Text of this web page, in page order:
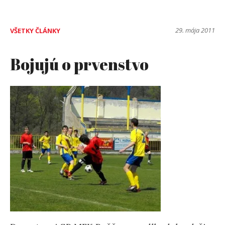
VŠETKY ČLÁNKY 29. mája 2011
Bojujú o prvenstvo